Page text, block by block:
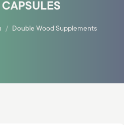
Double Wood Supplements